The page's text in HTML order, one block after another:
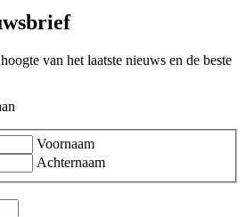
van het laatste nieuws en de beste
Voornaam
Achternaam